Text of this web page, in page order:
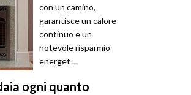
con un camino,
garantisce un calore
continuo e un
notevole risparmio
energet ...
ogni quanto